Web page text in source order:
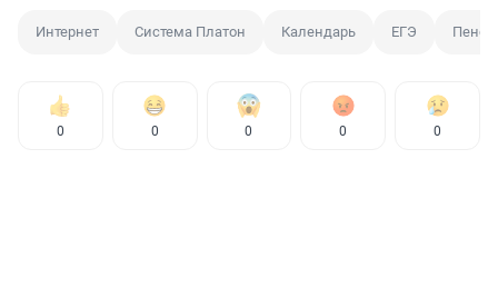
Интернет Система Платон Календарь ЕГЭ
0 0 0 0 0